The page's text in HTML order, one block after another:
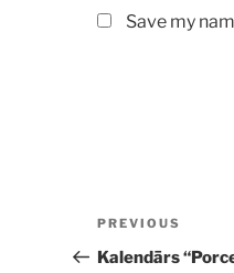
Save my
Post
navigation
Previous
Post
PREVIOUS
Kalendārs